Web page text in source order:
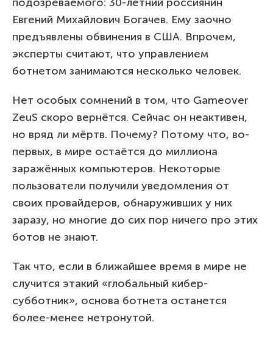
Евгений Михайлович Богачев. Ему заочно
предъявлены обвинения в США. Впрочем,
эксперты считают, что управлением
ботнетом занимаются несколько человек.
Нет особых сомнений в том, что Gameover
ZeuS скоро вернётся. Сейчас он неактивен,
но вряд ли мёртв. Почему? Потому что, во-
первых, в мире остаётся до миллиона
заражённых компьютеров. Некоторые
пользователи получили уведомления от
своих провайдеров, обнаруживших у них
заразу, но многие до сих пор ничего про этих
ботов не знают.
Так что, если в ближайшее время в мире не
случится этакий «глобальный кибер-
субботник», основа ботнета останется
более-менее нетронутой.